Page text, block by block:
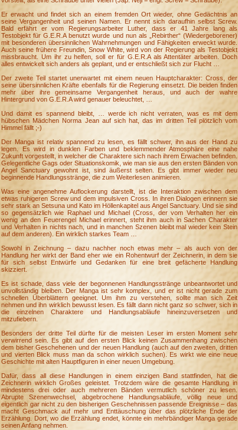
Er erwacht und findet sich an einem fremden Ort wieder, ohne Gedächtnis an
seine Vergangenheit und seinen Namen. Er nennt sich daraufhin selbst Screw.
Bald erfährt er vom Regierungsarbeiter Luther, dass er 41 Jahre lang als
Testobjekt für G.E.R.A benutzt wurde und nun als „Rebirther“ (Wiedergeborener)
mit besonderen übersinnlichen Wahrnehmungen und Fähigkeiten erweckt wurde.
Auch seine frühere Freundin, Snow White, wird von der Regierung als Testobjekt
missbraucht. Um ihr zu helfen, soll er für G.E.R.A als Attentäter arbeiten. Doch
alles entwickelt sich anders als geplant, und er entschließt sich zur Flucht …
Der zweite Teil startet unerwartet mit einem neuen Hauptcharakter: Cross, der
seine übersinnlichen Kräfte ebenfalls für die Regierung einsetzt. Die beiden finden
mehr über ihre gemeinsame Vergangenheit heraus, und auch der wahre
Hintergrund von G.E.R.A wird genauer beleuchtet, …
Und damit es spannend bleibt, … werde ich nicht verraten, was es mit dem
hübschen Mädchen Norma Jean auf sich hat, das im dritten Teil plötzlich vom
Himmel fällt ;-)
Der Manga ist relativ spannend zu lesen, es fällt schwer, ihn aus der Hand zu
legen. Es wird in dunklen Farben und beklemmender Atmosphäre eine nahe
Zukunft vorgestellt, in welcher die Charaktere sich nach ihrem Erwachen befinden.
Gelegentliche Gags oder Situationskomik, wie man sie aus den ersten Bänden von
Angel Sanctuary gewohnt ist, sind äußerst selten. Es gibt immer wieder neu
beginnende Handlungsstränge, die zum Weiterlesen animieren.
Was eine angenehme Auflockerung darstellt, ist die Interaktion zwischen dem
etwas ruhigeren Screw und dem impulsiven Cross. In ihren Dialogen erinnern sie
sehr stark an Setsuna und Kato im Höllenkapitel aus Angel Sanctuary. Und sie sind
so gegensätzlich wie Raphael und Michael (Cross, der vom Verhalten her ein
wenig an den Feuerengel Michael erinnert, steht ihm auch in Sachen Charakter
und Verhalten in nichts nach, und in manchen Szenen bleibt mal wieder kein Stein
auf dem anderen). Ein wirklich starkes Team …
Sowohl in Zeichnung – dazu nachher noch etwas mehr – als auch von der
Handlung her wirkt der Band eher wie ein Rohentwurf der Zeichnerin, in dem sie
für sich selbst Entwürfe und Gedanken für eine breit gefächerte Handlung
skizziert.
Es ist schade, dass viele der begonnenen Handlungsstränge unbeantwortet und
unvollständig bleiben. Der Manga ist sehr komplex, und er ist nicht gerade zum
schnellen Überblättern geeignet. Um ihm zu verstehen, sollte man sich Zeit
nehmen und ihn wirklich bewusst lesen. Es fällt dann nicht ganz so schwer, sich in
die einzelnen Charaktere und Handlungsabläufe hineinzuversetzen und
mitzufiebern.
Besonders der dritte Teil dürfte für die meisten Leser im ersten Moment sehr
verwirrend sein. Es gibt auf den ersten Blick keinen Zusammenhang zwischen
dem bisher Geschehenen und der neuen Handlung (auch auf den zweiten, dritten
und vierten Blick muss man da schon wirklich suchen). Es wirkt wie eine neue
Geschichte mit alten Hauptfiguren in einer neuen Umgebung.
Dafür, dass all diese Handlungen in einem einzigen Band stattfinden, hat die
Zeichnerin wirklich Großes geleistet. Trotzdem wäre die gesamte Handlung in
mindestens drei oder auch mehreren Bänden vermutlich schöner zu lesen.
Abrupte Szenenwechsel, abgebrochene Handlungsabläufe, völlig neue und
eigentlich gar nicht zu den bisherigen Geschehnissen passende Ereignisse – das
macht Geschmack auf mehr und Enttäuschung über das plötzliche Ende der
Erzählung. Dort, wo die Erzählung endet, könnte ein mehrbändiger Manga gerade
seinen Anfang nehmen.